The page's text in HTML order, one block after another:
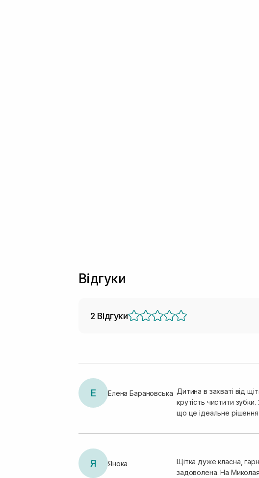
Відгуки
2 Відгуки
Е Елена Барановська Дитина в захваті від
крутість чистити
що це ідеальне рішення
Я Янока
Щітка дуже класна,
задоволена. На Миколая